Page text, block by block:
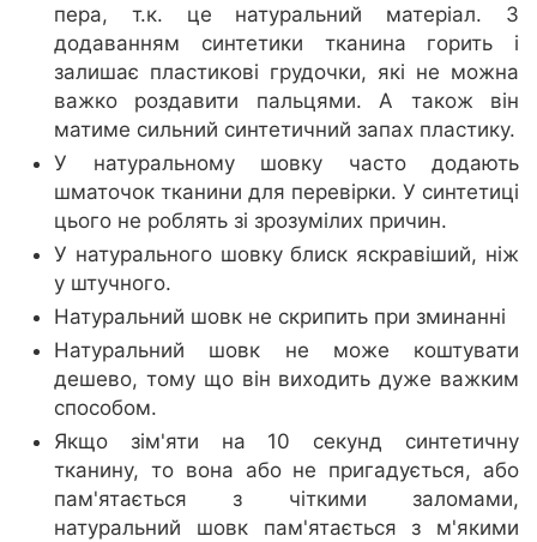
пера, т.к. це натуральний матеріал. З
додаванням синтетики тканина горить і
залишає пластикові грудочки, які не можна
важко роздавити пальцями. А також він
матиме сильний синтетичний запах пластику.
У натуральному шовку часто додають
шматочок тканини для перевірки. У синтетиці
цього не роблять зі зрозумілих причин.
У натурального шовку блиск яскравіший, ніж
у штучного.
Натуральний шовк не скрипить при зминанні
Натуральний шовк не може коштувати
дешево, тому що він виходить дуже важким
способом.
Якщо зім'яти на 10 секунд синтетичну
тканину, то вона або не пригадується, або
пам'ятається з чіткими заломами,
натуральний шовк пам'ятається з м'якими